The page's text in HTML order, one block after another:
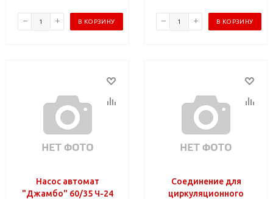
В КОРЗИНУ В КОРЗИНУ
Насос автомат
"Джамбо" 60/35 Ч-24
Соединение для
циркуляционного